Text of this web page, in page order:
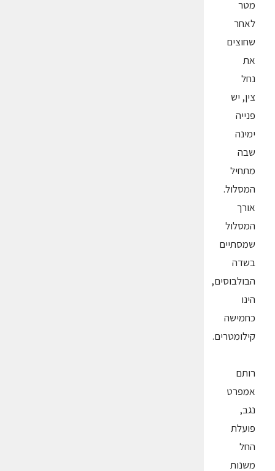
מטר
לאחר
שחוצים
את
נחל
צין, יש
פנייה
ימינה
שבה
מתחיל
המסלול.
אורך
המסלול
שמסתיים
בשדה
הבולבוסים,
הינו
כחמישה
קילומטרים.
רותם
אמפרט
נגב,
פועלת
החל
משנות